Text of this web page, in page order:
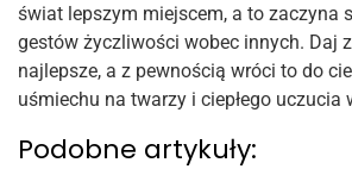
świat lepszym miejscem, a to zaczyna
gestów życzliwości wobec innych. Daj
najlepsze, a z pewnością wróci to do
uśmiechu na twarzy i ciepłego uczucia
Podobne artykuły: